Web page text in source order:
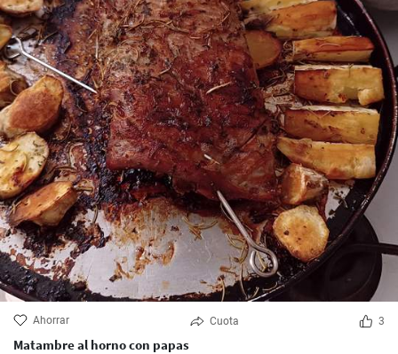
Ahorrar Cuota 3
Matambre al horno con papas